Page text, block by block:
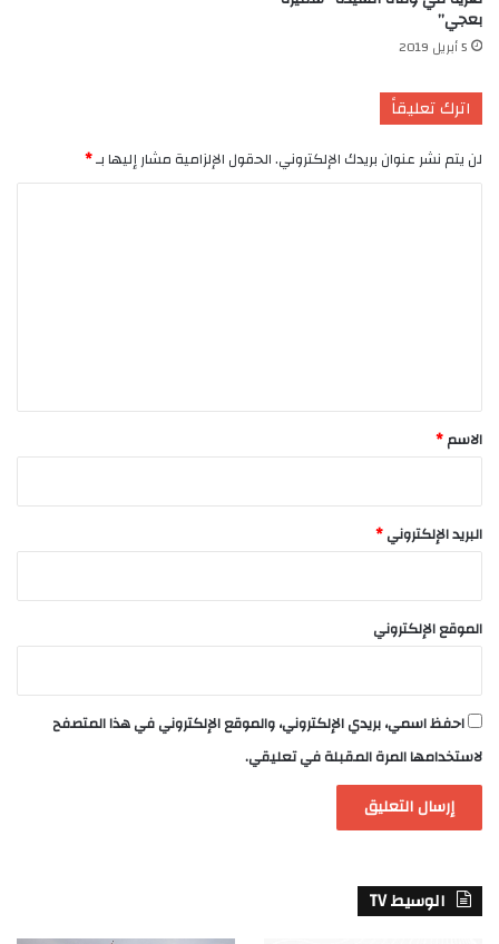
بعجي”
5 أبريل 2019
اترك تعليقاً
لن يتم نشر عنوان بريدك الإلكتروني.الحقول الإلزامية مشار إليها بـ*
*
الاسم*
البريد الإلكتروني*
الموقع الإلكتروني
احفظ اسمي، بريدي الإلكتروني، والموقع الإلكتروني في هذا المتصفح
لاستخدامها المرة المقبلة في تعليقي.
الوسيط TV